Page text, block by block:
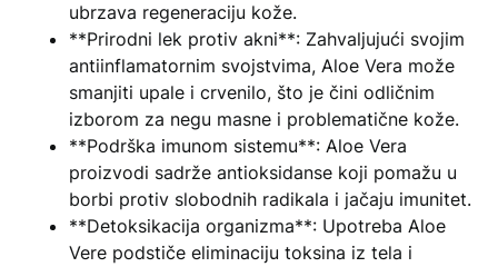
ubrzava regeneraciju kože.
**Prirodni lek protiv akni**: Zahvaljujući svojim
antiinflamatornim svojstvima, Aloe Vera može
smanjiti upale i crvenilo, što je čini odličnim
izborom za negu masne i problematične kože.
**Podrška imunom sistemu**: Aloe Vera
proizvodi sadrže antioksidanse koji pomažu u
borbi protiv slobodnih radikala i jačaju imunitet.
**Detoksikacija organizma**: Upotreba Aloe
Vere podstiče eliminaciju toksina iz tela i